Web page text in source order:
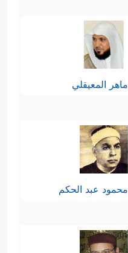
ماهر المعيقلي
محمود عبد الحكم